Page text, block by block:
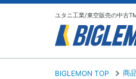
ユタニ工業/東空販売の中古
BIGLEMON TOP 商